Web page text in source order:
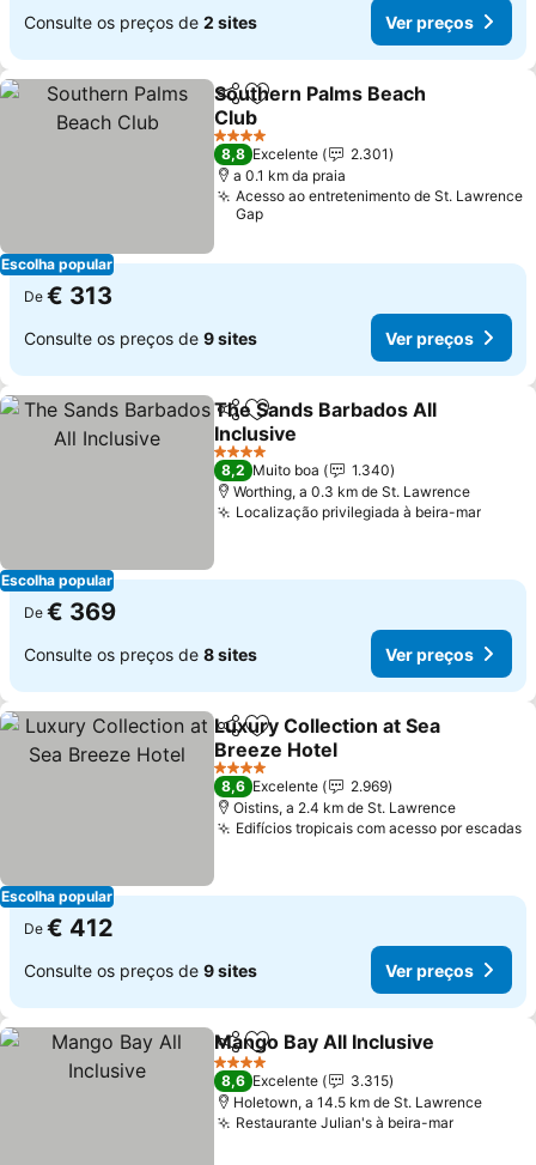
Consulte os preços de 2 sites Ver preços
Escolha popular
PartilharAdicionar aos favoritos
Southern Palms Beach
Club
4 Estrelas
8,8 Excelente
2.301
a 0.1 km da praia
Acesso ao entretenimento de St. Lawrence
Gap
De € 313
Consulte os preços de 9 sites Ver preços
Escolha popular
PartilharAdicionar aos favoritos
The Sands Barbados All
Inclusive
4 Estrelas
8,2 Muito boa
1.340
Worthing, a 0.3 km de St. Lawrence
Localização privilegiada à beira-mar
De € 369
Consulte os preços de 8 sites Ver preços
Escolha popular
PartilharAdicionar aos favoritos
Luxury Collection at Sea
Breeze Hotel
4 Estrelas
8,6 Excelente
2.969
Oistins, a 2.4 km de St. Lawrence
Edifícios tropicais com acesso por escadas
De € 412
Consulte os preços de 9 sites Ver preços
PartilharAdicionar aos favoritos
Mango Bay All Inclusive
4 Estrelas
8,6 Excelente
3.315
Holetown, a 14.5 km de St. Lawrence
Restaurante Julian's à beira-mar